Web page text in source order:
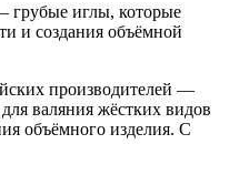
грубые иглы, которые
и создания объёмной
производителей —
валяния жёстких видов
объёмного изделия. С